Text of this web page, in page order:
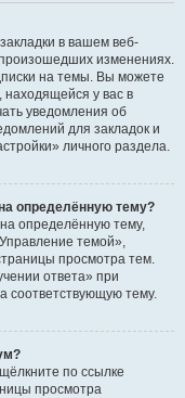
в вашем веб-
изменениях.
на темы. Вы можете
находящейся у вас в
уведомления об
для закладок и
личного раздела.
определённую тему?
определённую тему,
темой»,
просмотра тем.
ответа» при
соответствующую тему.
по ссылке
просмотра